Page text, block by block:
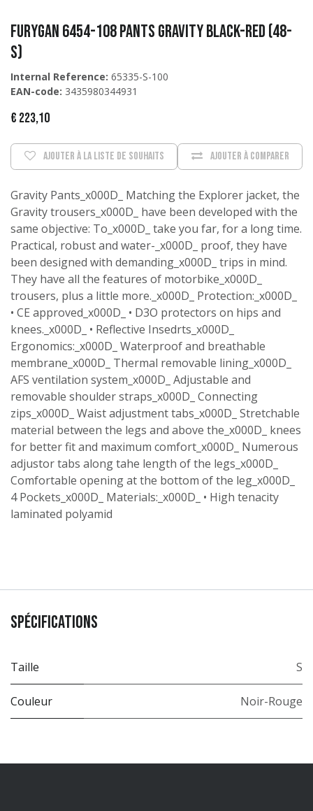
Furygan 6454-108 Pants Gravity Black-Red (48-
S)
Internal Reference: 65335-S-100
EAN-code: 3435980344931
€ 223,10
Ajouter à comparer
Ajouter à la liste de souhaits
Gravity Pants_x000D_ Matching the Explorer jacket, the
Gravity trousers_x000D_ have been developed with the
same objective: To_x000D_ take you far, for a long time.
Practical, robust and water-_x000D_ proof, they have
been designed with demanding_x000D_ trips in mind.
They have all the features of motorbike_x000D_
trousers, plus a little more._x000D_ Protection:_x000D_
• CE approved_x000D_ • D3O protectors on hips and
knees._x000D_ • Reflective Insedrts_x000D_
Ergonomics:_x000D_ Waterproof and breathable
membrane_x000D_ Thermal removable lining_x000D_
AFS ventilation system_x000D_ Adjustable and
removable shoulder straps_x000D_ Connecting
zips_x000D_ Waist adjustment tabs_x000D_ Stretchable
material between the legs and above the_x000D_ knees
for better fit and maximum comfort_x000D_ Numerous
adjustor tabs along tahe length of the legs_x000D_
Comfortable opening at the bottom of the leg_x000D_
4 Pockets_x000D_ Materials:_x000D_ • High tenacity
laminated polyamid
Spécifications
Taille S
Couleur Noir-Rouge